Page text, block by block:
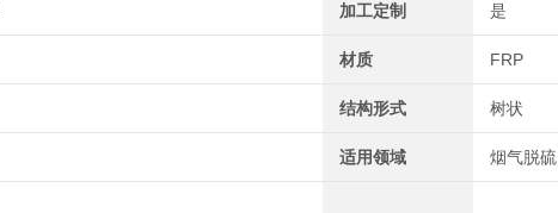
加工定制 是
材质 FRP
结构形式 树状
适用领域 烟气脱硫